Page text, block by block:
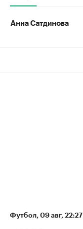
Анна Сатдинова
Футбол⁠, 09 авг, 22:27